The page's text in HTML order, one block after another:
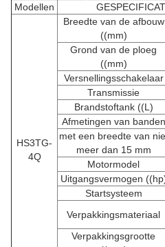
Modellen
HS3TG-
4Q
Breedte van de afbouw
((mm)
Grond van de ploeg
((mm)
Versnellingsschakelaar
Transmissie
Brandstoftank ((L)
Afmetingen van banden
met een breedte van
meer dan 15 mm
Motormodel
Uitgangsvermogen
Startsysteem
Verpakkingsmateriaal
Verpakkingsgrootte